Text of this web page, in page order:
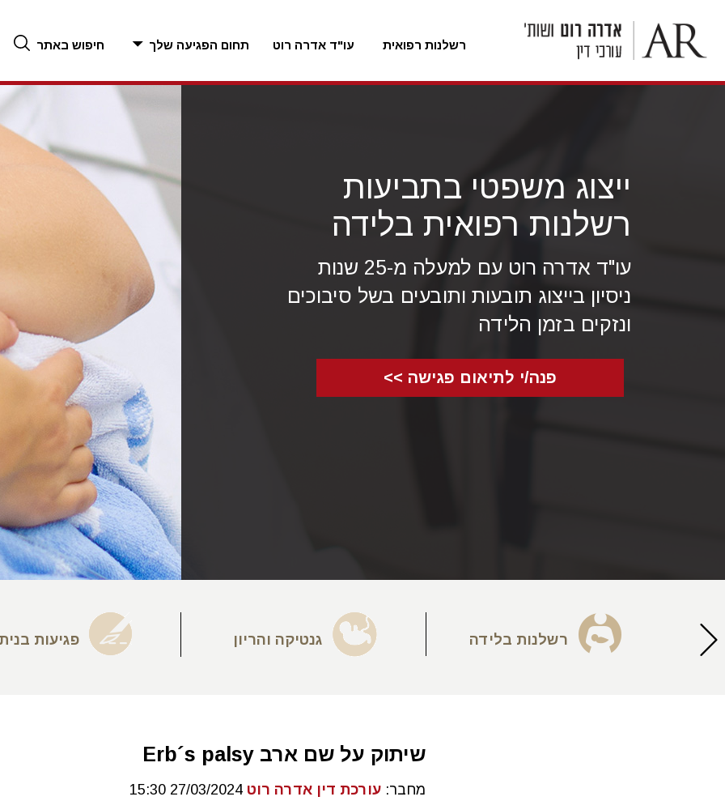
דלג
רשלנות רפואית עו"ד אדרה רוט תחום הפגיעה שלך חיפוש באתר
ייצוג משפטי בתביעות
רשלנות רפואית בלידה
עו"ד אדרה רוט עם למעלה מ-25 שנות
ניסיון בייצוג תובעות ותובעים בשל סיבוכים
ונזקים בזמן הלידה
פנה/י לתיאום פגישה >>
רשלנות בלידה גנטיקה והריון פגיעות
שיתוק על שם ארב Erb´s palsy
מחבר: עורכת דין אדרה רוט 27/03/2024 15:30